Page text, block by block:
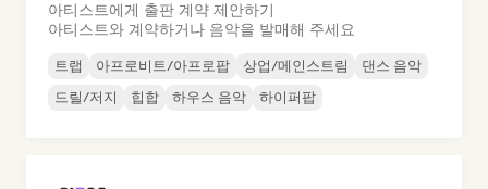
아티스트에게 출판 계약 제안하기
아티스트와 계약하거나 음악을 발매해 주세요
트랩 아프로비트/아프로팝 상업/메인스트림
댄스 음악
드릴/저지
힙합 하우스 음악 하이퍼팝